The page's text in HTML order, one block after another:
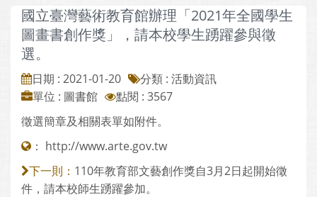
國立臺灣藝術教育館辦理「2021年全國學生
圖畫書創作獎」，請本校學生踴躍參與徵
選。
日期 : 2021-01-20
分類 : 活動資訊
單位 : 圖書館
點閱 : 3567
徵選簡章及相關表單如附件。
： http://www.arte.gov.tw
下一則： 110年教育部文藝創作獎自3月2日起開始徵
件，請本校師生踴躍參加。